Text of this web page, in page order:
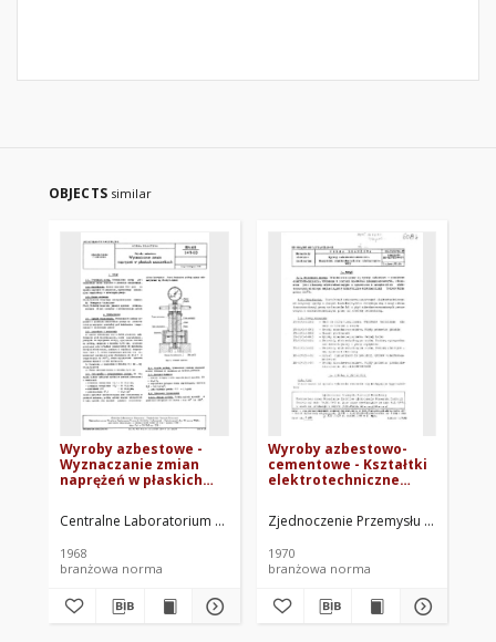
OBJECTS similar
Wyroby azbestowe -
Wyznaczanie zmian
naprężeń w płaskich
68/5411-03
Centralne Laboratorium Stosowania i Przetwórstwa Tworzyw
1968
branżowa norma
Wyroby azbestowo-
cementowe - Kształtki
elektrotechniczne
70/6754-01
Zjednoczenie Przemysłu Izolacji
1970
branżowa norma